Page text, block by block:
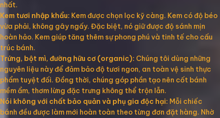
nhất.
Kem tươi nhập khẩu: Kem được chọn lọc kỹ càng. Kem có độ béo
vừa phải, không gây ngấy. Đặc biệt, nó giữ được độ sánh mịn
hoàn hảo. Kem giúp tăng thêm sự phong phú và tinh tế cho cấu
trúc bánh.
Trứng, bột mì, đường hữu cơ (organic): Chúng tôi dùng những
nguyên liệu này để đảm bảo độ tươi ngon, an toàn vệ sinh thực
phẩm tuyệt đối. Đồng thời, chúng góp phần tạo nên cốt bánh
mềm ẩm, thơm lừng đặc trưng không thể trộn lẫn.
Nói không với chất bảo quản và phụ gia độc hại: Mỗi chiếc
bánh đều được làm mới hoàn toàn theo từng đơn đặt hàng. Nhờ